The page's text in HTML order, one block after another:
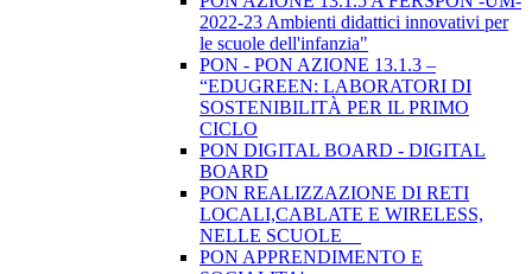
2022-23 Ambienti didattici innovativi per
le scuole dell'infanzia"
PON - PON AZIONE 13.1.3 –
“EDUGREEN: LABORATORI DI
SOSTENIBILITÀ PER IL PRIMO
CICLO
PON DIGITAL BOARD - DIGITAL
BOARD
PON REALIZZAZIONE DI RETI
LOCALI,CABLATE E WIRELESS,
NELLE SCUOLE
PON APPRENDIMENTO E